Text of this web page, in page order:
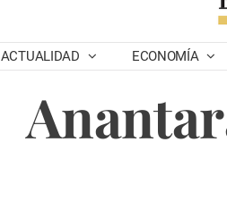
ACTUALIDAD ECONOMÍA